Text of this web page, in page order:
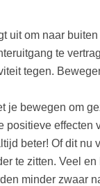
uit om naar
te
tegen.
je bewegen om
positieve
beter! Of dit nu
te zitten. Veel
minder zwaar